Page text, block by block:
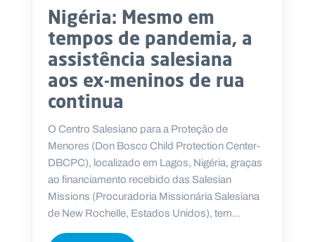
Nigéria: Mesmo em
tempos de pandemia, a
assistência salesiana
aos ex-meninos de rua
continua
O Centro Salesiano para a Proteção de
Menores (Don Bosco Child Protection Center-
DBCPC), localizado em Lagos, Nigéria, graças
ao financiamento recebido das Salesian
Missions (Procuradoria Missionária Salesiana
de New Rochelle, Estados Unidos), tem...